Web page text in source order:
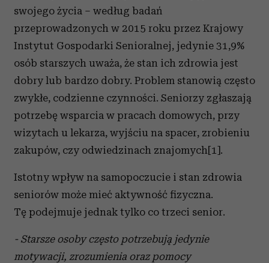
swojego życia – według badań
przeprowadzonych w 2015 roku przez Krajowy
Instytut Gospodarki Senioralnej, jedynie 31,9%
osób starszych uważa, że stan ich zdrowia jest
dobry lub bardzo dobry. Problem stanowią często
zwykłe, codzienne czynności. Seniorzy zgłaszają
potrzebę wsparcia w pracach domowych, przy
wizytach u lekarza, wyjściu na spacer, zrobieniu
zakupów, czy odwiedzinach znajomych[1].
Istotny wpływ na samopoczucie i stan zdrowia
seniorów może mieć aktywność fizyczna.
Tę podejmuje jednak tylko co trzeci senior.
- Starsze osoby często potrzebują jedynie
motywacji, zrozumienia oraz pomocy